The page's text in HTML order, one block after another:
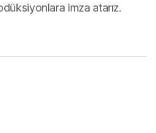
imza atarız.